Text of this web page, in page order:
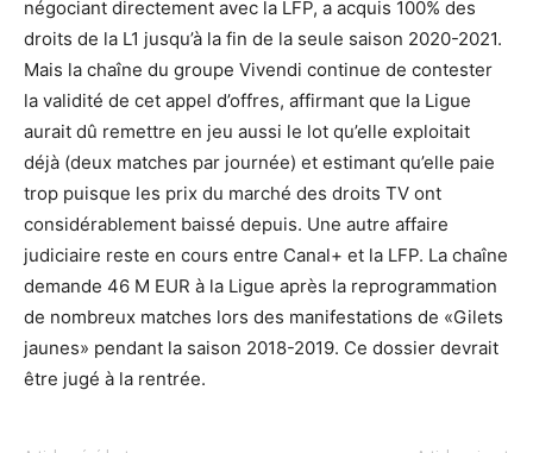
négociant directement avec la LFP, a acquis 100% des
droits de la L1 jusqu’à la fin de la seule saison 2020-2021.
Mais la chaîne du groupe Vivendi continue de contester
la validité de cet appel d’offres, affirmant que la Ligue
aurait dû remettre en jeu aussi le lot qu’elle exploitait
déjà (deux matches par journée) et estimant qu’elle paie
trop puisque les prix du marché des droits TV ont
considérablement baissé depuis. Une autre affaire
judiciaire reste en cours entre Canal+ et la LFP. La chaîne
demande 46 M EUR à la Ligue après la reprogrammation
de nombreux matches lors des manifestations de «Gilets
jaunes» pendant la saison 2018-2019. Ce dossier devrait
être jugé à la rentrée.